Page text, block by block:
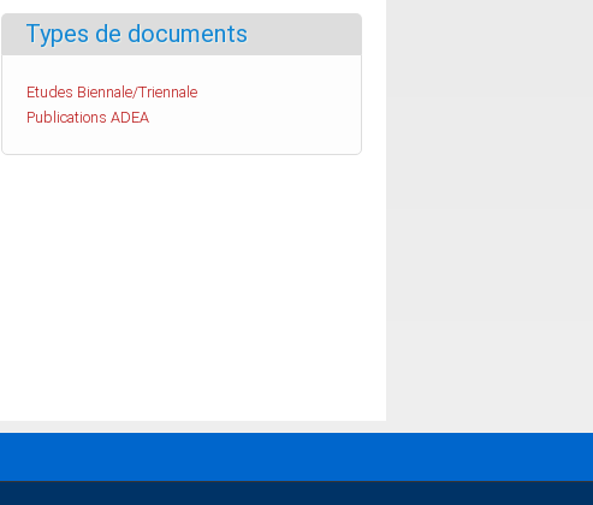
Types de documents
Etudes Biennale/Triennale
Publications ADEA